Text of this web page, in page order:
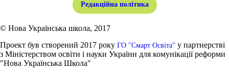
Редакційна політика
© Нова Українська школа, 2017
Проект був створений 2017 року ГО "Смарт Освіта" у партнерстві
з Міністерством освіти і науки України для комунікації реформи
"Нова Українська Школа"